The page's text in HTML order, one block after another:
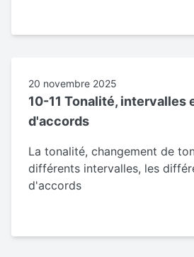
20 novembre 2025
10-11 Tonalité, intervalles
d'accords
La tonalité, changement de
différents intervalles, les
d'accords